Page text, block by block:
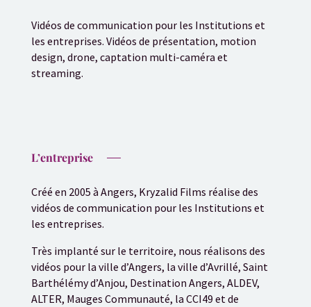
Vidéos de communication pour les Institutions et
les entreprises. Vidéos de présentation, motion
design, drone, captation multi-caméra et
streaming.
L’entreprise
Créé en 2005 à Angers, Kryzalid Films réalise des
vidéos de communication pour les Institutions et
les entreprises.
Très implanté sur le territoire, nous réalisons des
vidéos pour la ville d’Angers, la ville d’Avrillé, Saint
Barthélémy d’Anjou, Destination Angers, ALDEV,
ALTER, Mauges Communauté, la CCI49 et de